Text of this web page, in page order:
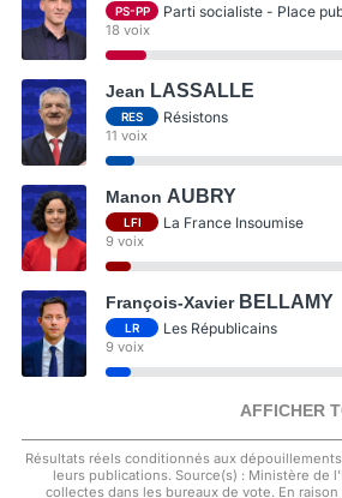
PS-PP Parti socialiste - Place
18 voix
Jean LASSALLE
RES Résistons
11 voix
Manon AUBRY
LFI La France Insoumise
9 voix
François-Xavier BELLAMY
LR Les Républicains
9 voix
AFFICHER
Résultats réels conditionnés aux
leurs publications. Source(s) : Ministère de
collectes dans les bureaux de vote. En